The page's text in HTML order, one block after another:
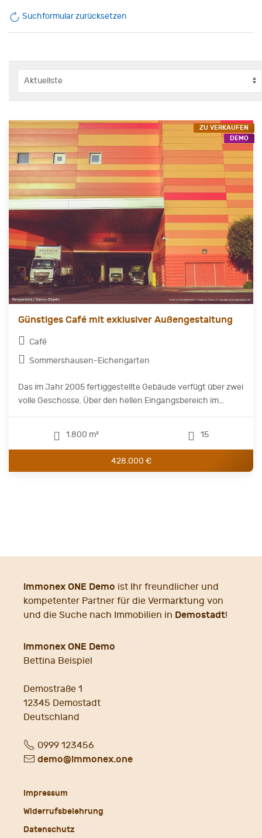
Suchformular zurücksetzen
Günstiges Café mit exklusiver Außengestaltung
Café
Sommershausen-Eichengarten
Das im Jahr 2005 fertiggestellte Gebäude verfügt über zwei
volle Geschosse. Über den hellen Eingangsbereich im...
1.800 m² 15
428.000 €
ZU VERKAUFEN
DEMO
immonex ONE Demo ist Ihr freundlicher und
kompetenter Partner für die Vermarktung von
und die Suche nach Immobilien in Demostadt!
immonex ONE Demo
Bettina Beispiel
Demostraße 1
12345 Demostadt
Deutschland
Fon0999 123456
E- demo@immonex.one
Impressum
Widerrufsbelehrung
Datenschutz